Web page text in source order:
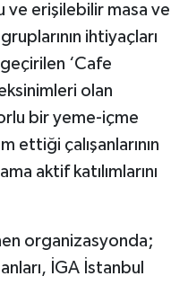
ve erişilebilir masa ve
ihtiyaçları
‘Cafe
olan
bir yeme-içme
ettiği çalışanlarının
aktif katılımlarını
organizasyonda;
İGA İstanbul